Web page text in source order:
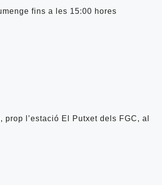
fins a les 15:00 hores
l’estació El Putxet dels FGC, al